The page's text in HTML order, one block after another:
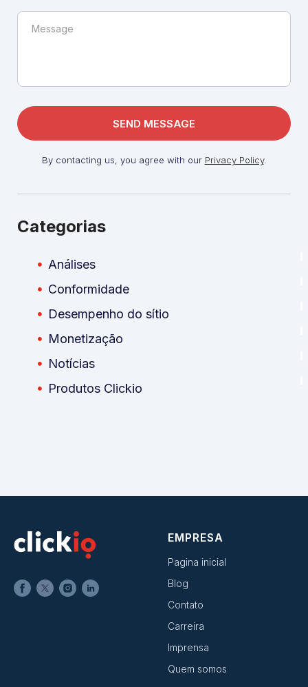
By contacting us, you agree with our Privacy Policy.
Categorias
Análises
Conformidade
Desempenho do sítio
Monetização
Notícias
Produtos Clickio
EMPRESA
Pagina inicial
Blog
Contato
Carreira
Imprensa
Quem somos